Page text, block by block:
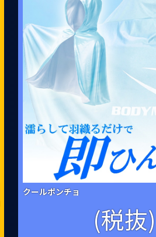
クールポンチョ
(税抜)